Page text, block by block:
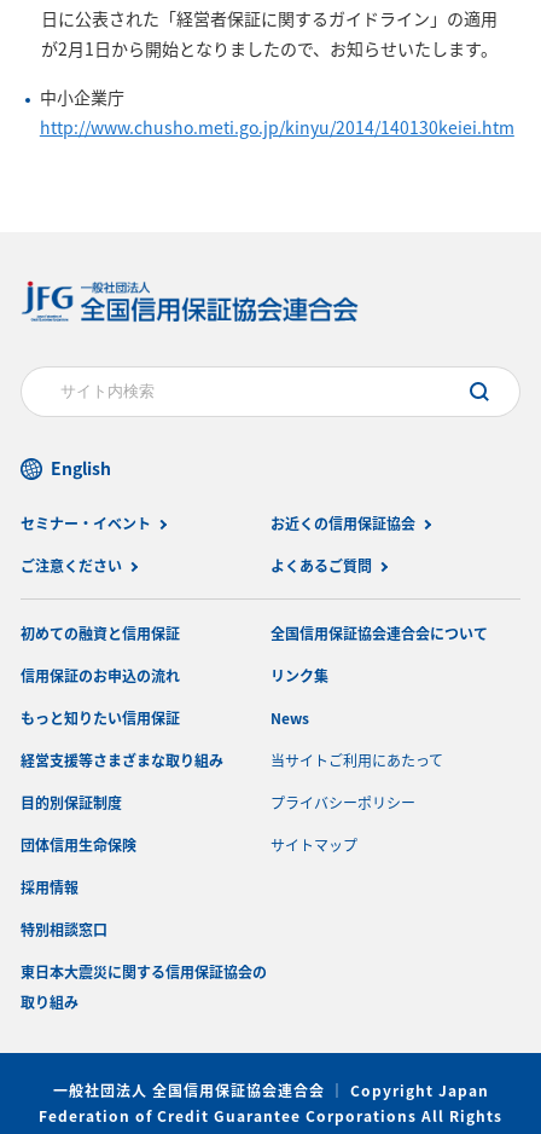
日に公表された「経営者保証に関するガイドライン」の適用
が2月1日から開始となりましたので、お知らせいたします。
中小企業庁
http://www.chusho.meti.go.jp/kinyu/2014/140130keiei.htm
English
セミナー・イベント お近くの信用保証協会
ご注意ください よくあるご質問
初めての融資と信用保証
信用保証のお申込の流れ
もっと知りたい信用保証
経営支援等さまざまな取り組み
目的別保証制度
団体信用生命保険
採用情報
特別相談窓口
東日本大震災に関する信用保証協会の
取り組み
全国信用保証協会連合会について
リンク集
News
当サイトご利用にあたって
プライバシーポリシー
サイトマップ
一般社団法人 全国信用保証協会連合会 ｜ Copyright Japan
Federation of Credit Guarantee Corporations All Rights